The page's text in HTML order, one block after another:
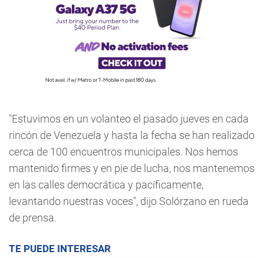
"Estuvimos en un volanteo el pasado jueves en cada
rincón de Venezuela y hasta la fecha se han realizado
cerca de 100 encuentros municipales. Nos hemos
mantenido firmes y en pie de lucha, nos mantenemos
en las calles democrática y pacíficamente,
levantando nuestras voces", dijo Solórzano en rueda
de prensa.
TE PUEDE INTERESAR